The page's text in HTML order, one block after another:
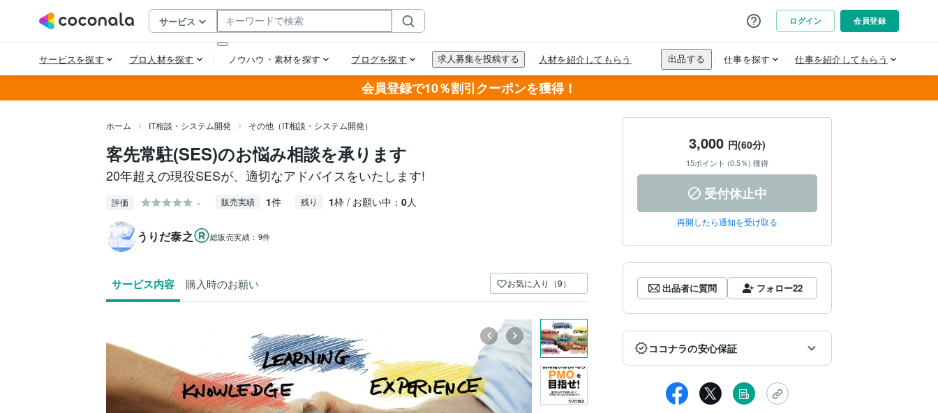
会員登録で10％割引クーポンを獲得！
ホーム IT相談・システム開発 その他（IT相談・システム開発）
客先常駐(SES)のお悩み相談を承ります
20年超えの現役SESが、適切なアドバイスをいたします!
評価 - 販売実績 1件 残り 1枠 / お願い中： 0人
うりだ泰之 総販売実績： 9件
サービス内容 購入時のお願い お気に入り（9）
3,000 円(60分)
15ポイント (0.5％) 獲得
受付休止中
再開したら通知を受け取る
出品者に質問 フォロー22
ココナラの安心保証